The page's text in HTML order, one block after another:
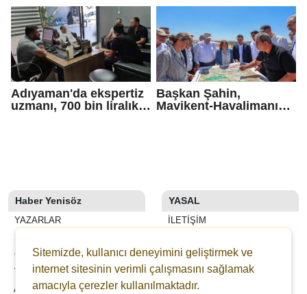
'siklosporiyazis'
salgını: 2 kişi hayatını
kaybetti
görülecek
Adıyaman'da ekspertiz
uzmanı, 700 bin liralık
Başkan Şahin,
Mavikent-Havalimanı
Haber Yenisöz
YAZARLAR
SON DAKİKA
GALERİLER
VİDEOLAR
ANKETLER
YASAL
İLETIŞIM
YAYIN İLKELERI
KURALLAR
GIZLILIK
Sitemizde, kullanıcı deneyimini geliştirmek ve
internet sitesinin verimli çalışmasını sağlamak
amacıyla çerezler kullanılmaktadır.